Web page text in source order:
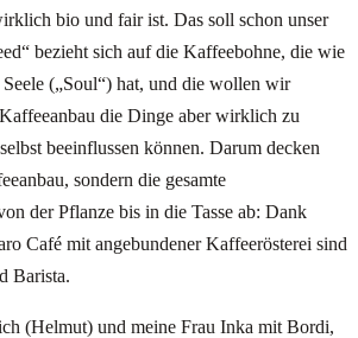
bio und fair ist. Das soll schon unser
bezieht sich auf die Kaffeebohne, die wie
(„Soul“) hat, und die wollen wir
die Dinge aber wirklich zu
beeinflussen können. Darum decken
sondern die gesamte
der Pflanze bis in die Tasse ab: Dank
Café mit angebundener Kaffeerösterei sind
Barista.
(Helmut) und meine Frau Inka mit Bordi,